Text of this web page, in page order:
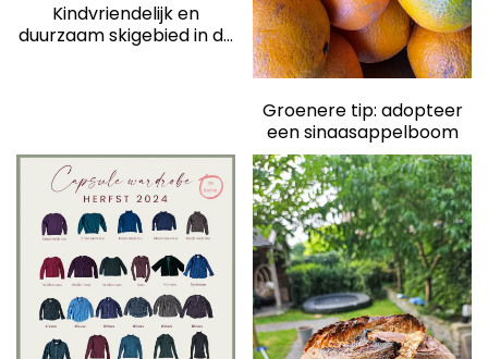
Kindvriendelijk en
duurzaam skigebied in de
Groenere tip: adopteer
een sinaasappelboom